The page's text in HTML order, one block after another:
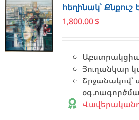
հեղինակ՝ Քնքուշ
1,800.00 $
Յուղանկար